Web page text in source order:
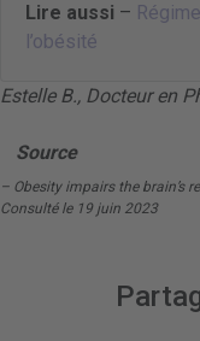
Lire aussi –
l’obésité
Estelle B., Docteur en
Source
– Obesity impairs the brain’s
Consulté le 19 juin 2023